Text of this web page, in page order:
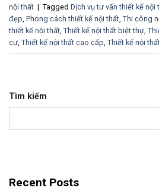
nội thất | Tagged Dịch vụ tư vấn thiết kế nội
đẹp Phong cách thiết kế nội thất Thi công
thiết kế nội thất Thiết kế nội thất biệt thự
cư Thiết kế nội thất cao cấp Thiết kế nội
Tìm kiếm
Recent Posts